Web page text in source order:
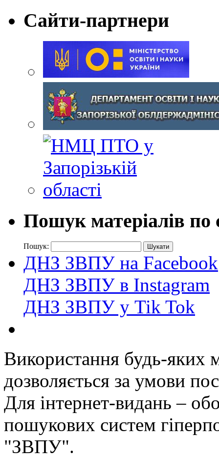
Сайти-партнери
Пошук матеріалів по
Пошук:
ДНЗ ЗВПУ на Facebook
ДНЗ ЗВПУ в Instagram
ДНЗ ЗВПУ у Tik Tok
Використання будь-яких
дозволяється за умови
Для інтернет-видань –
пошукових систем
"ЗВПУ".